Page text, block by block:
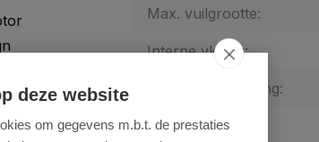
G
Max. vuilgrootte:
Interne vlotter:
Materiaal behuizing:
Gewicht:
deze website
om gegevens m.b.t. de prestaties